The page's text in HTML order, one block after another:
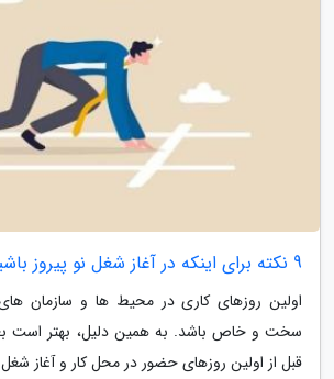
9 نکته برای اینکه در آغاز شغل نو پیروز باشید
اولین روزهای کاری در محیط ها و سازمان
سخت و خاص باشد. به همین دلیل، بهتر است
قبل از اولین روزهای حضور در محل کار و آغاز